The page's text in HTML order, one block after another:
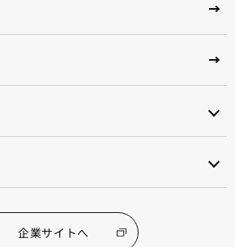
企業サイトへ